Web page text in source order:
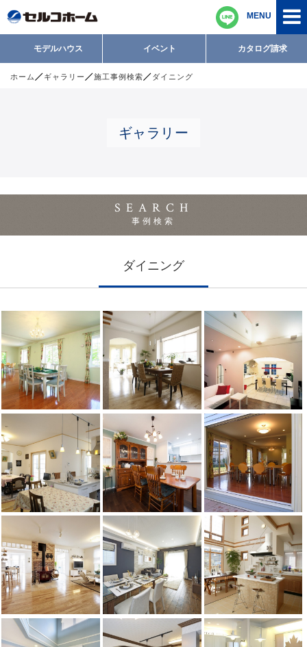
MENU
モデルハウス イベント カタログ請求
ホーム ギャラリー 施工事例検索 ダイニング
ギャラリー
SEARCH
事例検索
ダイニング